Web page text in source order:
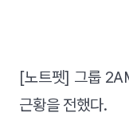
[노트펫] 그룹
근황을 전했다.